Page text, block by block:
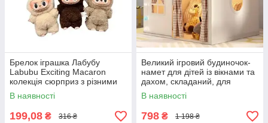
Брелок іграшка Лабубу
Labubu Exciting Macaron
колекція сюрприз з різними
кольорами
В наявності
199,08 ₴ 316 ₴
Великий ігровий будиночок-
намет для дітей із вікнами та
дахом, складаний, для
приміщення та вулиці
В наявності
798 ₴ 1 198 ₴